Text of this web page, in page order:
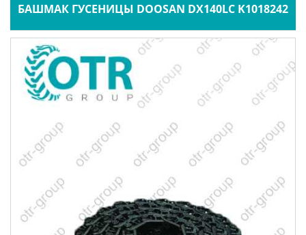
БАШМАК ГУСЕНИЦЫ DOOSAN DX140LC K1018242